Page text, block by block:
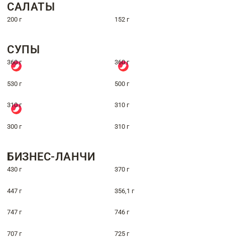
САЛАТЫ
200 г 152 г
СУПЫ
360 г 360 г
530 г 500 г
310 г 310 г
300 г 310 г
БИЗНЕС-ЛАНЧИ
430 г 370 г
447 г 356,1 г
747 г 746 г
707 г 725 г